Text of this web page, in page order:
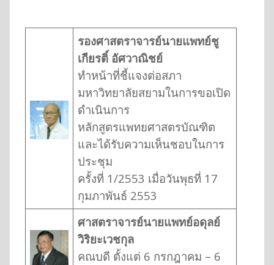
รองศาสตราจารย์นายแพทย์ชู
เกียรติ์ อัศวาณิชย์
ทำหน้าที่ชี้แจงต่อสภา
มหาวิทยาลัยสยามในการขอเปิด
ดำเนินการ
หลักสูตรแพทยศาสตรบัณฑิต
และได้รับความเห็นชอบในการ
ประชุม
ครั้งที่ 1/2553 เมื่อวันพุธที่ 17
กุมภาพันธ์ 2553
ศาสตราจารย์นายแพทย์อดุลย์
วิริยะเวชกุล
คณบดี ตั้งแต่ 6 กรกฎาคม – 6